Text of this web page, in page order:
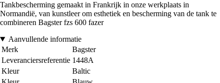
Tankbescherming gemaakt in Frankrijk in onze werkplaats in
Normandië, van kunstleer om esthetiek en bescherming van de tank te
combineren Bagster fzs 600 fazer
Aanvullende informatie
Merk
Bagster
Leveranciersreferentie 1448A
Kleur
Baltic